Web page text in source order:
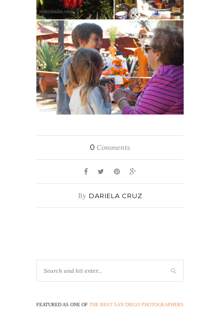
0 Comments
By DARIELA CRUZ
FEATURED AS ONE OF THE BEST SAN DIEGO PHOTOGRAPHERS